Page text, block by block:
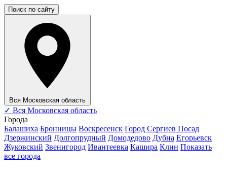
Поиск по сайту
Вся Московская область
✓ Вся Московская область
Города
Балашиха Бронницы Воскресенск Город Сергиев Посад
Дзержинский Долгопрудный Домодедово Дубна Егорьевск
Жуковский Звенигород Ивантеевка Кашира Клин Показать
все города